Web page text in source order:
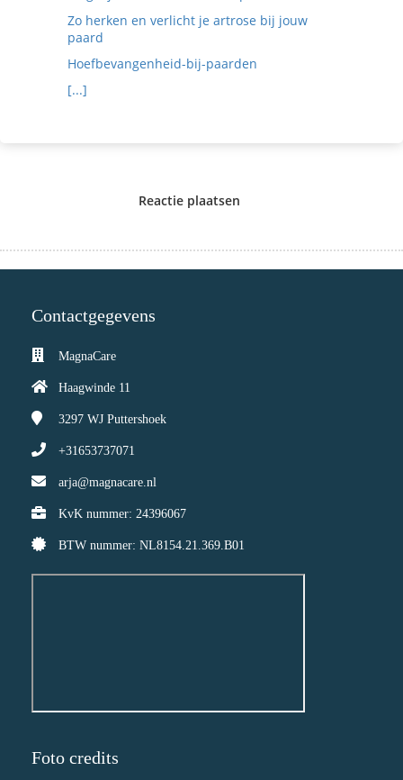
Zo herken en verlicht je artrose bij jouw
paard
Hoefbevangenheid-bij-paarden
[...]
Reactie plaatsen
Contactgegevens
MagnaCare
Haagwinde 11
3297 WJ Puttershoek
+31653737071
arja@magnacare.nl
KvK nummer: 24396067
BTW nummer: NL8154.21.369.B01
Foto credits